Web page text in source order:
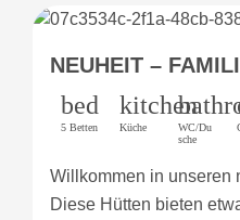
NEUHEIT –
bed
5 Betten
kitchen
Küche
WC/Du
sche
Willkommen in unseren
Diese Hütten bieten